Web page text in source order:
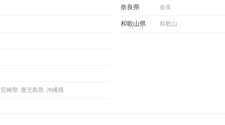
宮崎県 鹿児島県 沖縄県
奈良県 奈良
和歌山県 和歌山